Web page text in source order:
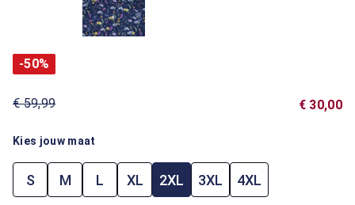
-50%
€ 59,99 € 30,00
Kies jouw maat
S M L XL 2XL 3XL 4XL